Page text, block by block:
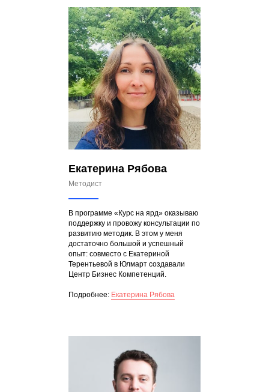
Екатерина Рябова
Методист
В программе «Курс на ярд» оказываю
поддержку и провожу консультации по
развитию методик. В этом у меня
достаточно большой и успешный
опыт: совместо с Екатериной
Терентьевой в Юлмарт создавали
Центр Бизнес Компетенций.
Подробнее: Екатерина Рябова